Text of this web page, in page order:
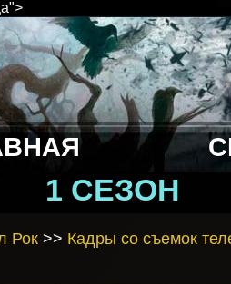
1 СЕЗОН
Рок >> Кадры со съемок